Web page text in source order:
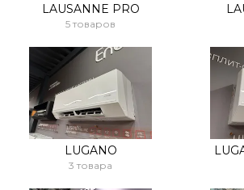
LAUSANNE PRO
5 товаров
LUGANO
3 товара